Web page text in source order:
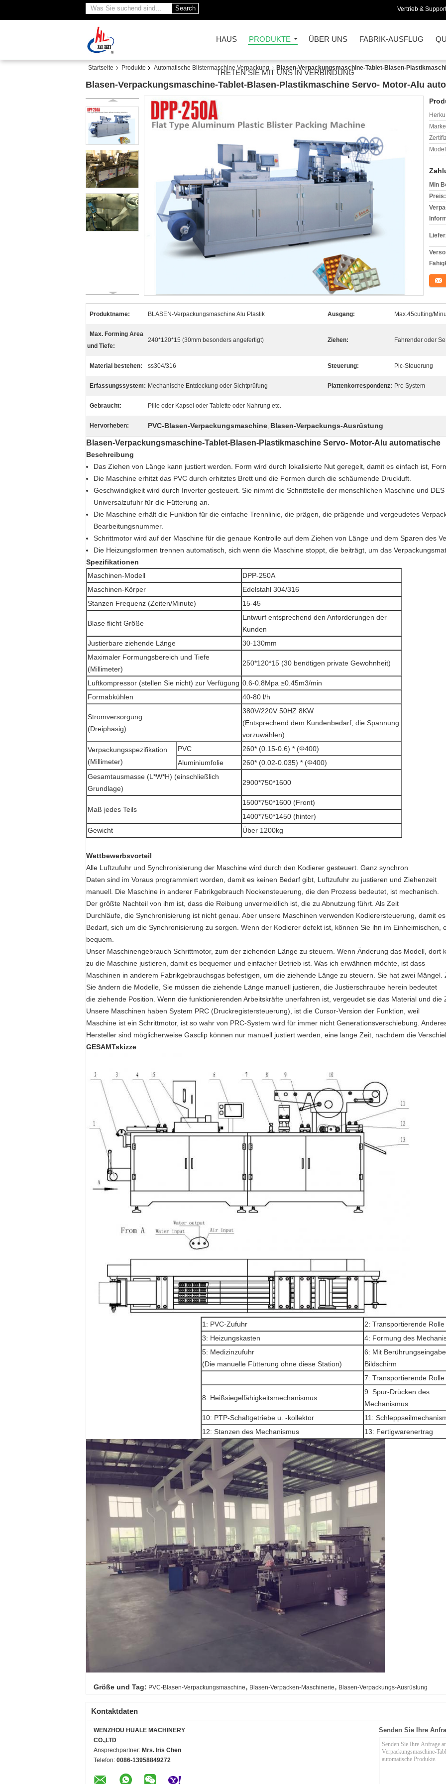
Search Vertrieb &
HAUS PRODUKTE ÜBER UNS FABRIK-AUSFLUG
TRETEN SIE MIT UNS IN VERBINDUNG
Startseite Produkte Automatische Blistermaschine Verpackung Blasen-Verpackungsmaschine-Tablet-Blasen-
Blasen-Verpackungsmaschine-Tablet-Blasen-Plastikmaschine Servo- Motor-Alu
Min
Preis:
Produktname: BLASEN-Verpackungsmaschine Alu Plastik Ausgang: Max.45cutting/
Max. Forming Area
und Tiefe:
240*120*15 (30mm besonders angefertigt) Ziehen: Fahrender oder
Material bestehen: ss304/316 Steuerung: Plc-Steuerung
Erfassungssystem: Mechanische Entdeckung oder Sichtprüfung Plattenkorrespondenz: Prc-System
Gebraucht: Pille oder Kapsel oder Tablette oder Nahrung etc.
Hervorheben: PVC-Blasen-Verpackungsmaschine, Blasen-Verpackungs-Ausrüstung
Blasen-Verpackungsmaschine-Tablet-Blasen-Plastikmaschine Servo- Motor-Alu automatische
Beschreibung
Das Ziehen von Länge kann justiert werden. Form wird durch lokalisierte Nut geregelt, damit es einfach ist,
Die Maschine erhitzt das PVC durch erhitztes Brett und die Formen durch die schäumende Druckluft.
Geschwindigkeit wird durch Inverter gesteuert. Sie nimmt die Schnittstelle der menschlichen Maschine und
Universalzufuhr für die Fütterung an.
Die Maschine erhält die Funktion für die einfache Trennlinie, die prägen, die prägende und vergeudetes
Bearbeitungsnummer.
Schrittmotor wird auf der Maschine für die genaue Kontrolle auf dem Ziehen von Länge und dem Sparen des
Die Heizungsformen trennen automatisch, sich wenn die Maschine stoppt, die beiträgt, um das
Spezifikationen
Maschinen-Modell
DPP-250A
Maschinen-Körper
Edelstahl 304/316
Stanzen Frequenz (Zeiten/Minute)
15-45
Blase flicht Größe
Entwurf entsprechend den Anforderungen der
Kunden
Justierbare ziehende Länge
30-130mm
Maximaler Formungsbereich und Tiefe
(Millimeter)
250*120*15 (30 benötigen private Gewohnheit)
Luftkompressor (stellen Sie nicht) zur Verfügung 0.6-0.8Mpa ≥0.45m3/min
Formabkühlen
40-80 l/h
Stromversorgung
(Dreiphasig)
380V/220V 50HZ 8KW
(Entsprechend dem Kundenbedarf, die Spannung
vorzuwählen)
Verpackungsspezifikation
(Millimeter)
PVC
260* (0.15-0.6) * (Φ400)
Aluminiumfolie
260* (0.02-0.035) * (Φ400)
Gesamtausmasse (L*W*H) (einschließlich
Grundlage)
2900*750*1600
Maß jedes Teils
1500*750*1600 (Front)
1400*750*1450 (hinter)
Gewicht
Über 1200kg
Wettbewerbsvorteil
Alle Luftzufuhr und Synchronisierung der Maschine wird durch den Kodierer gesteuert. Ganz synchron
Daten sind im Voraus programmiert worden, damit es keinen Bedarf gibt, Luftzufuhr zu justieren und Ziehenzeit
manuell. Die Maschine in anderer Fabrikgebrauch Nockensteuerung, die den Prozess bedeutet, ist mechanisch.
Der größte Nachteil von ihm ist, dass die Reibung unvermeidlich ist, die zu Abnutzung führt. Als Zeit
Durchläufe, die Synchronisierung ist nicht genau. Aber unsere Maschinen verwenden Kodierersteuerung, damit
Bedarf, sich um die Synchronisierung zu sorgen. Wenn der Kodierer defekt ist, können Sie ihn im Einheimischen,
bequem.
Unser Maschinengebrauch Schrittmotor, zum der ziehenden Länge zu steuern. Wenn Änderung das Modell, dort
zu die Maschine justieren, damit es bequemer und einfacher Betrieb ist. Was ich erwähnen möchte, ist dass
Maschinen in anderem Fabrikgebrauchsgas befestigen, um die ziehende Länge zu steuern. Sie hat zwei Mängel.
Sie ändern die Modelle, Sie müssen die ziehende Länge manuell justieren, die Justierschraube herein bedeutet
die ziehende Position. Wenn die funktionierenden Arbeitskräfte unerfahren ist, vergeudet sie das Material und die
Unsere Maschinen haben System PRC (Druckregistersteuerung), ist die Cursor-Version der Funktion, weil
Maschine ist ein Schrittmotor, ist so wahr von PRC-System wird für immer nicht Generationsverschiebung.
Hersteller sind möglicherweise Gasclip können nur manuell justiert werden, eine lange Zeit, nachdem die
GESAMTskizze
1: PVC-Zufuhr
2: Transportierende Rolle
3: Heizungskasten
4: Formung des
5: Medizinzufuhr
(Die manuelle Fütterung ohne diese Station)
6: Mit Berührungseingabe
Bildschirm
7: Transportierende Rolle
8: Heißsiegelfähigkeitsmechanismus
9: Spur-Drücken des
Mechanismus
10: PTP-Schaltgetriebe u. -kollektor
11:
12: Stanzen des Mechanismus
13: Fertigwarenertrag
Größe und Tag: PVC-Blasen-Verpackungsmaschine, Blasen-Verpacken-Maschinerie, Blasen-Verpackungs-Ausrüstung
Kontaktdaten
WENZHOU HUALE MACHINERY
CO.,LTD
Ansprechpartner: Mrs. Iris Chen
Telefon: 0086-13958849272
Senden Sie Ihre